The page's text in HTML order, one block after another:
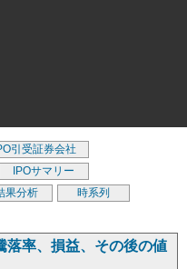
引受証券会社
IPOサマリー
果分析
時系列
落率、損益、その後の値